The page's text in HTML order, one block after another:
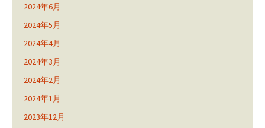
2024年6月
2024年5月
2024年4月
2024年3月
2024年2月
2024年1月
2023年12月